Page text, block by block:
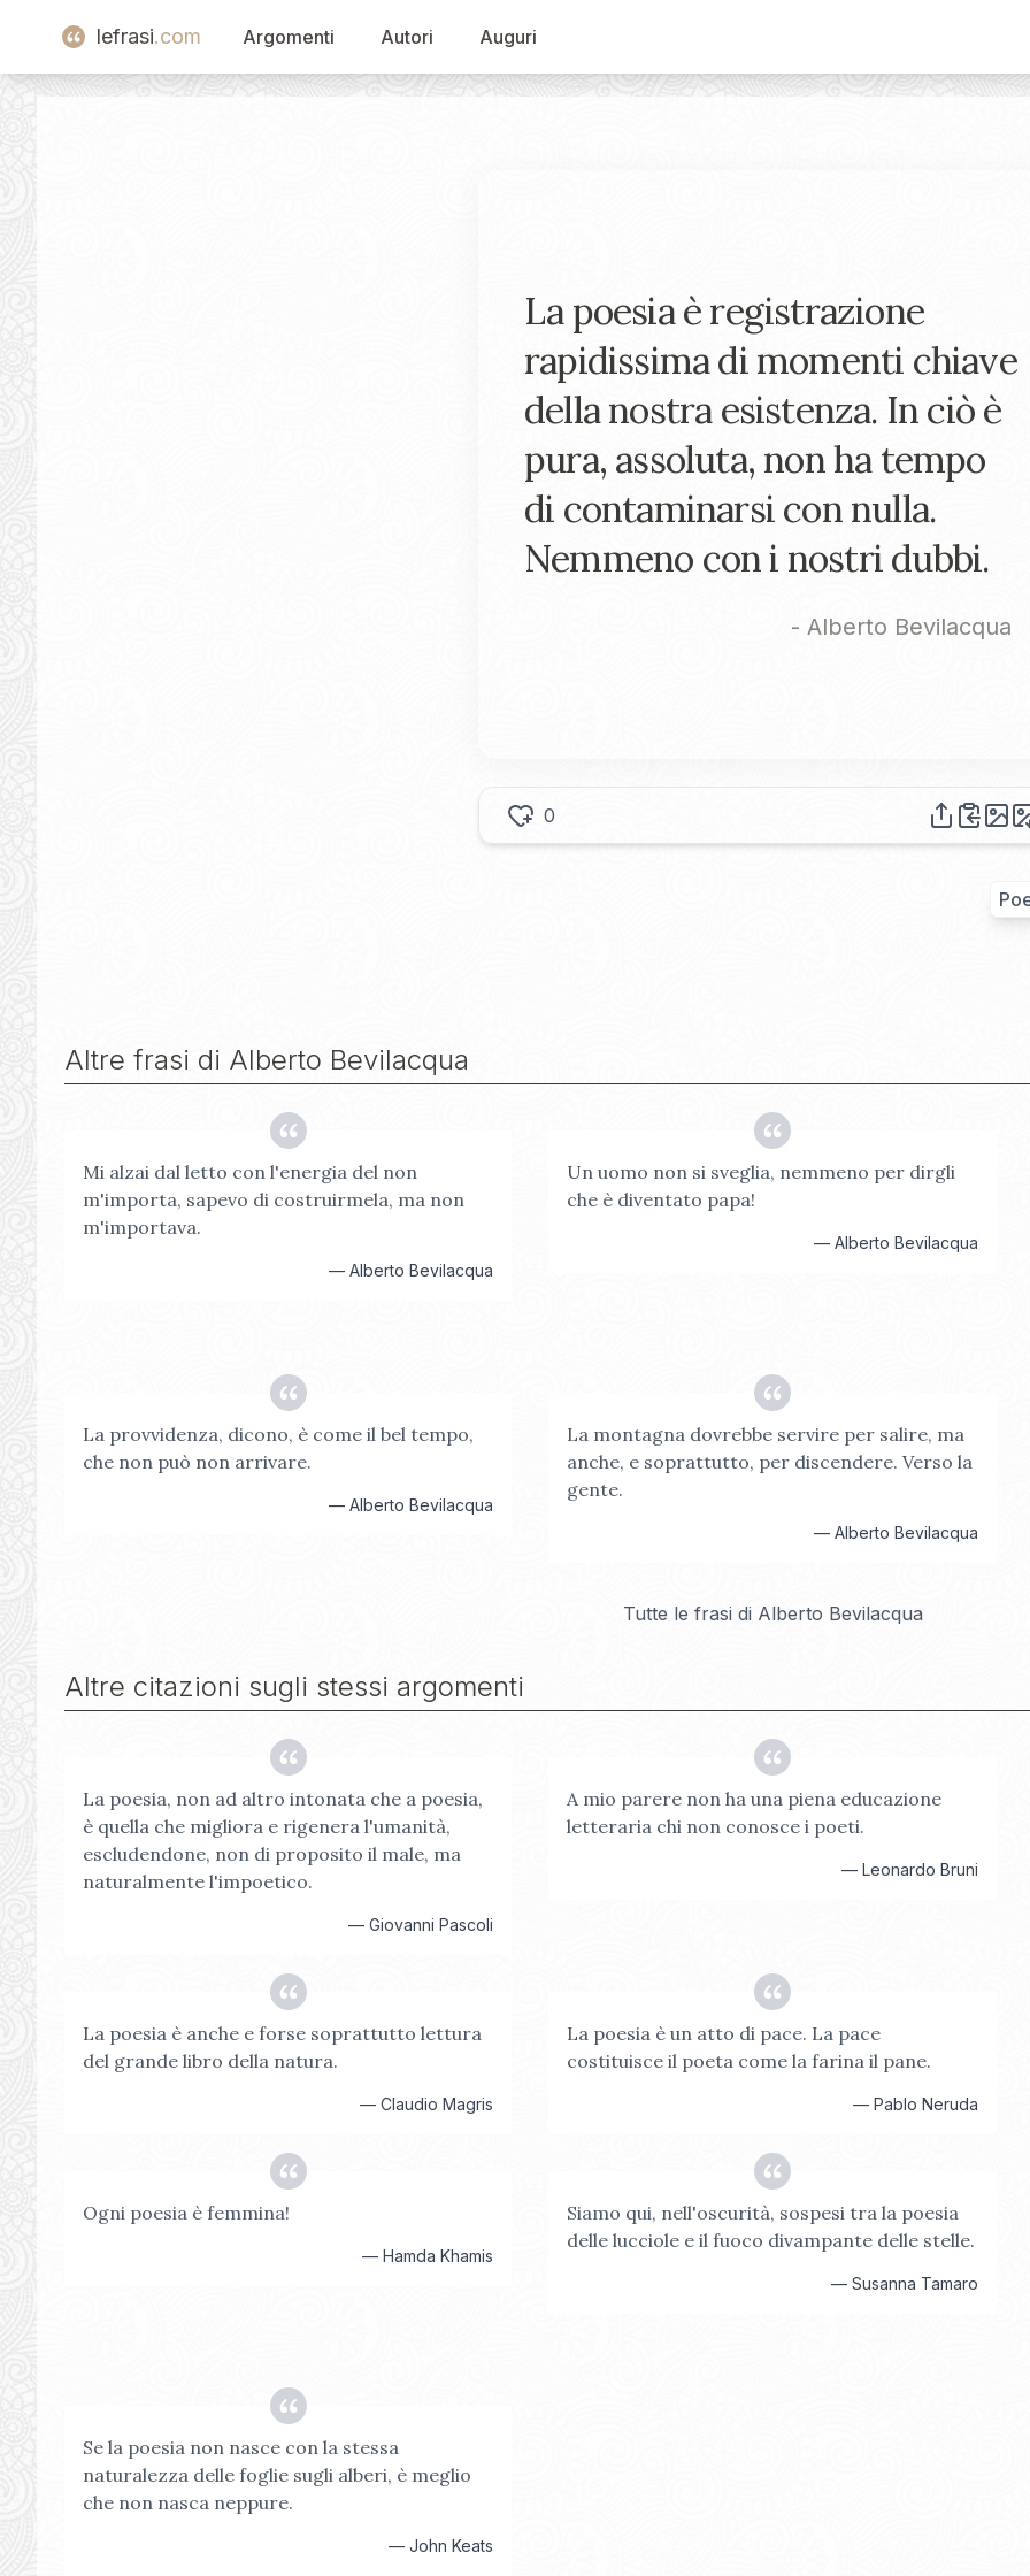
lefrasi.com Argomenti Autori Auguri
La poesia è registrazione
rapidissima di momenti chiave
della nostra esistenza. In ciò è
pura, assoluta, non ha tempo
di contaminarsi con nulla.
Nemmeno con i nostri dubbi.
- Alberto Bevilacqua
0
Altre frasi di Alberto Bevilacqua
Mi alzai dal letto con l'energia del non
m'importa, sapevo di costruirmela, ma non
m'importava.
—Alberto Bevilacqua
Un uomo non si sveglia, nemmeno per dirgli
che è diventato papa!
— Alberto Bevilacqua
La provvidenza, dicono, è come il bel tempo,
che non può non arrivare.
—Alberto Bevilacqua
La montagna dovrebbe servire per salire, ma
anche, e soprattutto, per discendere. Verso la
gente.
— Alberto Bevilacqua
Tutte le frasi di Alberto Bevilacqua
Altre citazioni sugli stessi argomenti
La poesia, non ad altro intonata che a poesia,
è quella che migliora e rigenera l'umanità,
escludendone, non di proposito il male, ma
naturalmente l'impoetico.
—Giovanni Pascoli
A mio parere non ha una piena educazione
letteraria chi non conosce i poeti.
— Leonardo Bruni
La poesia è anche e forse soprattutto lettura
del grande libro della natura.
—Claudio Magris
La poesia è un atto di pace. La pace
costituisce il poeta come la farina il pane.
— Pablo Neruda
Ogni poesia è femmina!
—Hamda Khamis
Siamo qui, nell'oscurità, sospesi tra la poesia
delle lucciole e il fuoco divampante delle stelle.
— Susanna Tamaro
Se la poesia non nasce con la stessa
naturalezza delle foglie sugli alberi, è meglio
che non nasca neppure.
—John Keats